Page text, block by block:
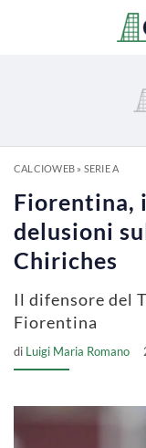
CALCIOWEB» SERIE A
Fiorentina,
delusioni
Chiriches
Il difensore del
Fiorentina
di Luigi Maria Romano